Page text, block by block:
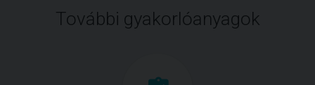
További gyakorlóanyagok